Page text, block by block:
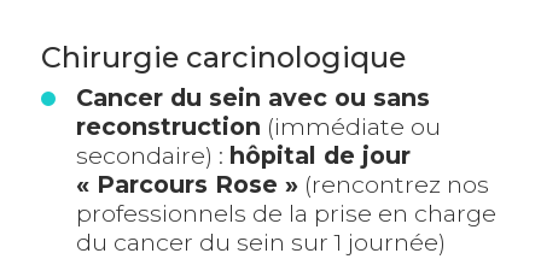
Chirurgie carcinologique
Cancer du sein avec ou sans
reconstruction (immédiate ou
secondaire) : hôpital de jour
« Parcours Rose » (rencontrez nos
professionnels de la prise en charge
du cancer du sein sur 1 journée)